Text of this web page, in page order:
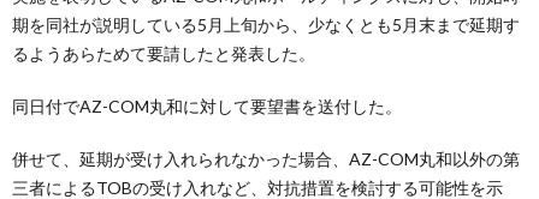
期を同社が説明している5月上旬から、少なくとも5月末まで延期す
るようあらためて要請したと発表した。
同日付でAZ-COM丸和に対して要望書を送付した。
併せて、延期が受け入れられなかった場合、AZ-COM丸和以外の第
三者によるTOBの受け入れなど、対抗措置を検討する可能性を示